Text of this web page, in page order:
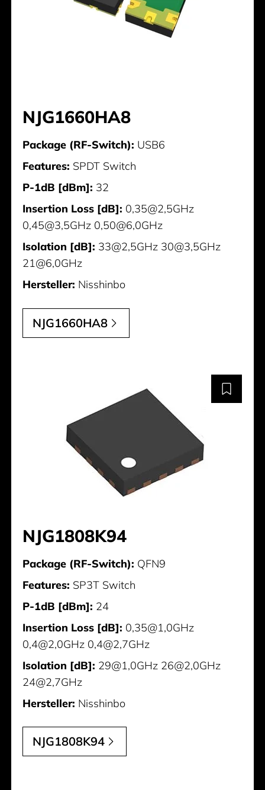
NJG1660HA8
Package (RF-Switch): USB6
Features: SPDT Switch
P-1dB [dBm]: 32
Insertion Loss [dB]: 0,35@2,5GHz
0,45@3,5GHz 0,50@6,0GHz
Isolation [dB]: 33@2,5GHz 30@3,5GHz
21@6,0GHz
Hersteller: Nisshinbo
NJG1660HA8
NJG1808K94
Package (RF-Switch): QFN9
Features: SP3T Switch
P-1dB [dBm]: 24
Insertion Loss [dB]: 0,35@1,0GHz
0,4@2,0GHz 0,4@2,7GHz
Isolation [dB]: 29@1,0GHz 26@2,0GHz
24@2,7GHz
Hersteller: Nisshinbo
NJG1808K94